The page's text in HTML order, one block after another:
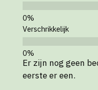
Verschrikkelijk
Er zijn nog geen
eerste er een.